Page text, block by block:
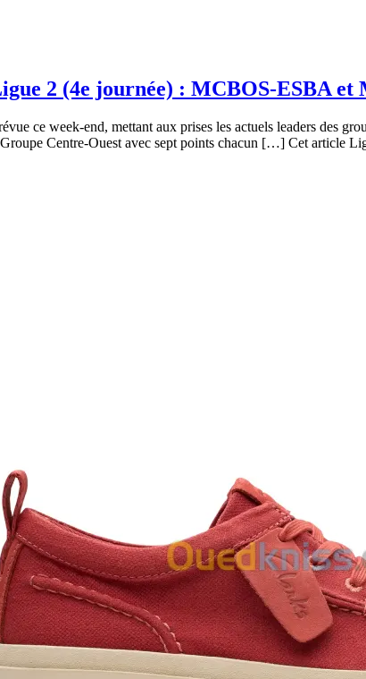
2 (4e journée) : MCBOS-ESBA
ce week-end, mettant aux prises les actuels leaders des
Centre-Ouest avec sept points chacun […] Cet article